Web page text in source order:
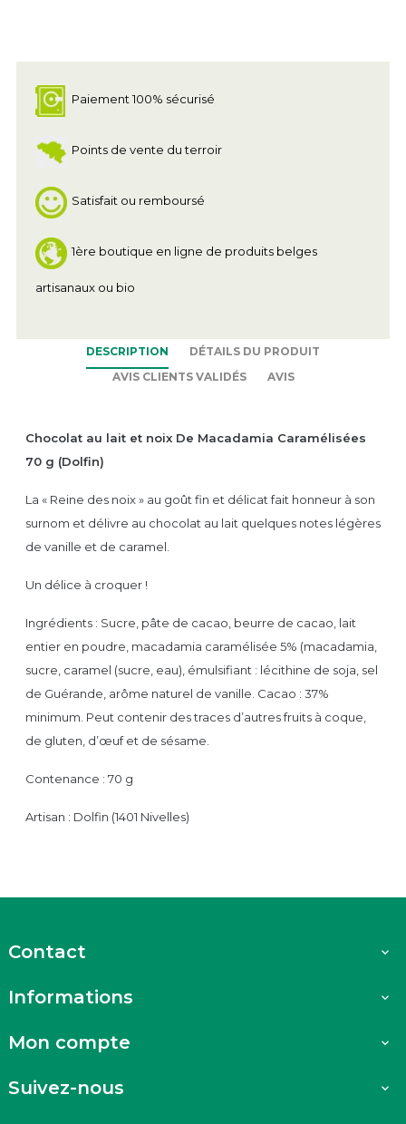
Paiement 100% sécurisé
Points de vente du terroir
Satisfait ou remboursé
1ère boutique en ligne de produits belges
artisanaux ou bio
DESCRIPTION
DÉTAILS DU PRODUIT
AVIS CLIENTS VALIDÉS
AVIS
Chocolat au lait et noix De Macadamia Caramélisées
70 g (Dolfin)
La « Reine des noix » au goût fin et délicat fait honneur à son
surnom et délivre au chocolat au lait quelques notes légères
de vanille et de caramel.
Un délice à croquer !
Ingrédients : Sucre, pâte de cacao, beurre de cacao, lait
entier en poudre, macadamia caramélisée 5% (macadamia,
sucre, caramel (sucre, eau), émulsifiant : lécithine de soja, sel
de Guérande, arôme naturel de vanille. Cacao : 37%
minimum. Peut contenir des traces d’autres fruits à coque,
de gluten, d’œuf et de sésame.
Contenance : 70 g
Artisan : Dolfin (1401 Nivelles)
Contact 
Informations 
Mon compte 
Suivez-nous 